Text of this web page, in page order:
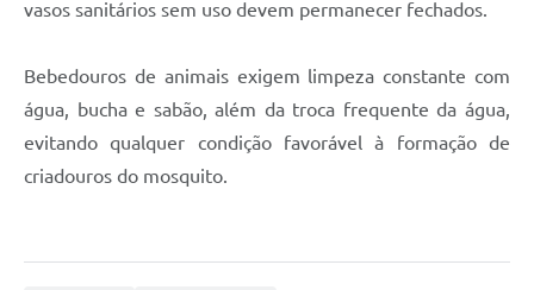
vasos sanitários sem uso devem permanecer fechados.
Bebedouros de animais exigem limpeza constante com
água, bucha e sabão, além da troca frequente da água,
evitando qualquer condição favorável à formação de
criadouros do mosquito.